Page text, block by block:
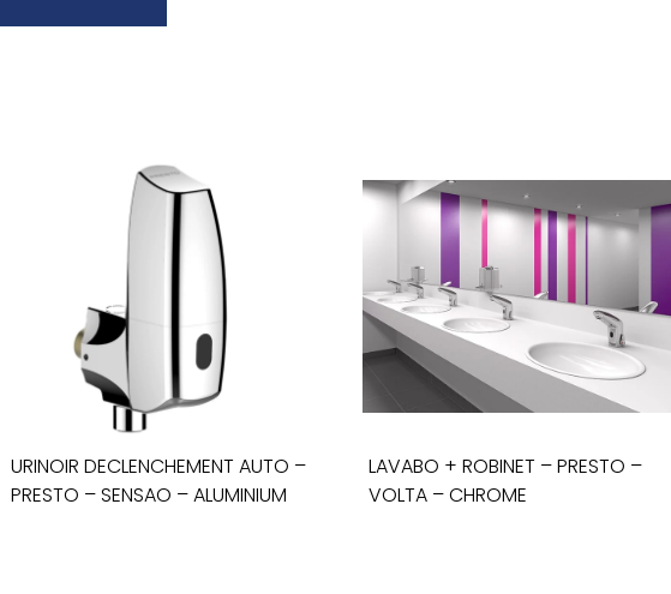
URINOIR DECLENCHEMENT AUTO –
PRESTO – SENSAO – ALUMINIUM
LAVABO + ROBINET – PRESTO –
VOLTA – CHROME